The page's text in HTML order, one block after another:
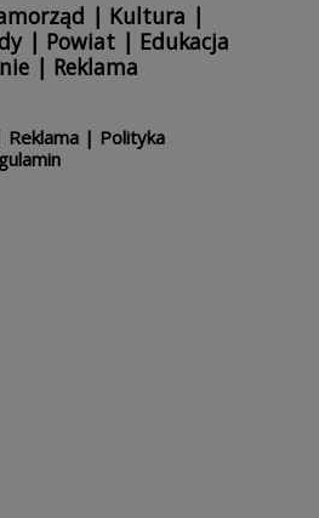
| Kultura |
| Powiat| Edukacja
| Reklama
Reklama| Polityka